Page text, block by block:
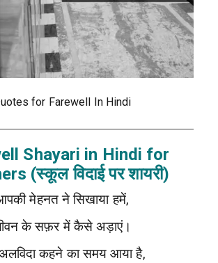
for Farewell In Hindi
Shayari in Hindi for
(स्कूल विदाई पर शायरी)
मेहनत ने सिखाया हमें,
के सफ़र में कैसे अड़ाएं।
कहने का समय आया है,